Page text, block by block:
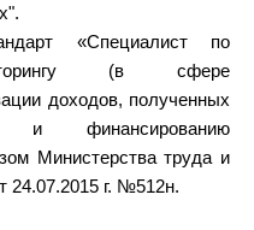
«Специалист по
(в сфере
доходов, полученных
и финансированию
Министерства труда и
24.07.2015 г. №512н.